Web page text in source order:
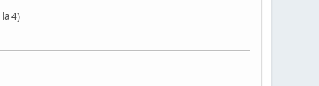
4)